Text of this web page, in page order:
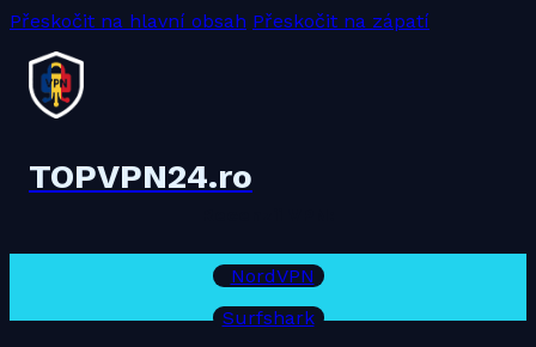
Přeskočit na hlavní obsah Přeskočit na zápatí
TOPVPN24.ro
NordVPN
Surfshark